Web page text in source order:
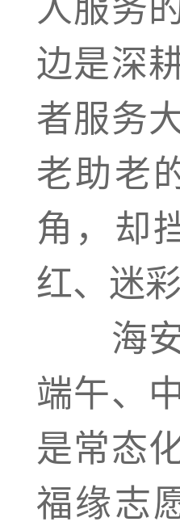
边是深
者服务
老助老
角，却
红、迷
海安
端午、
是常态
福缘志